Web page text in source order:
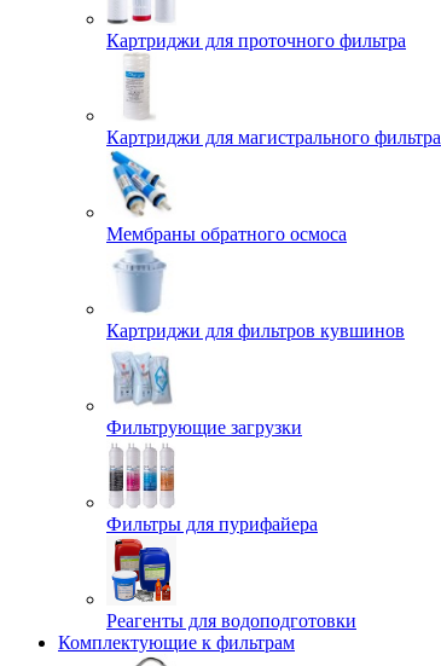
Картриджи для проточного фильтра
Картриджи для магистрального фильтра
Мембраны обратного осмоса
Картриджи для фильтров кувшинов
Фильтрующие загрузки
Фильтры для пурифайера
Реагенты для водоподготовки
Комплектующие к фильтрам